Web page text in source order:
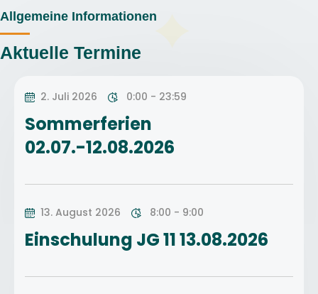
Aktuelle Termine
Allgemeine Informationen
2. Juli 2026 0:00 - 23:59
Sommerferien
02.07.-12.08.2026
13. August 2026 8:00 - 9:00
Einschulung JG 11 13.08.2026